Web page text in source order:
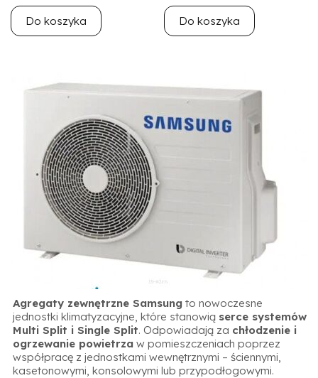
Do koszyka Do koszyka
Agregaty zewnętrzne Samsung to nowoczesne
jednostki klimatyzacyjne, które stanowią serce systemów
Multi Split i Single Split. Odpowiadają za chłodzenie i
ogrzewanie powietrza w pomieszczeniach poprzez
współpracę z jednostkami wewnętrznymi – ściennymi,
kasetonowymi, konsolowymi lub przypodłogowymi.